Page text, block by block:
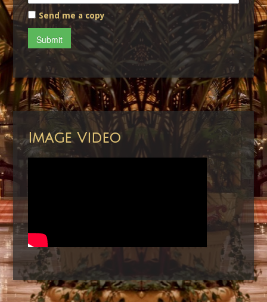
Send me a copy
Submit
Image Video